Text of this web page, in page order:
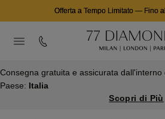
Offerta a Tempo Limitato— Fino
Consegna gratuita e assicurata dall'interno
Paese: Italia
Scopri di Più